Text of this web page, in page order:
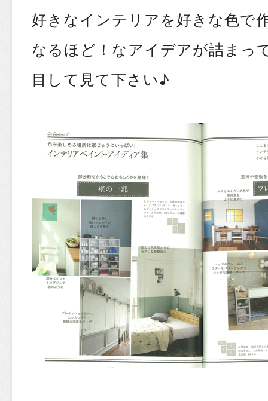
好きなインテリアを好きな色で
なるほど！なアイデアが詰まっ
目して見て下さい♪